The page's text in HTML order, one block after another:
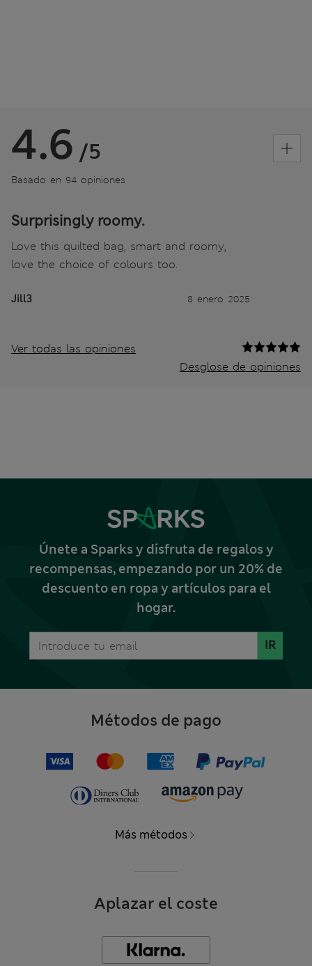
4.6 /5
Basado en 94 opiniones
Surprisingly roomy.
Love this quilted bag, smart and roomy,
love the choice of colours too.
Jill3 8 enero 2025
Ver todas las opiniones
Desglose de opiniones
Únete a Sparks y disfruta de regalos y
recompensas, empezando por un 20% de
descuento en ropa y artículos para el
hogar.
IR
Métodos de pago
Más métodos
Aplazar el coste